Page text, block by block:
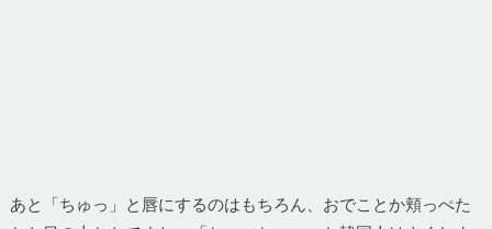
あと「ちゅっ」と唇にするのはもちろん、おでことか頬っぺた